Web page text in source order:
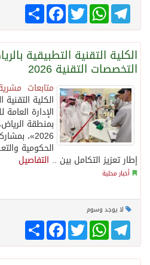
انشر
FacebookTwitter
WhatsAppTelegram
الكلية التقنية التطبيقية
التخصصات التقنية 2026
متابعات
الكلية التقنية
الإدارة
بمنطقة
2026»،
الحكومية
إطار تعزيز التكامل بين .. التفاصيل
أخبار محلية
لا يوجد وسوم
انشر
FacebookTwitter
WhatsAppTelegram